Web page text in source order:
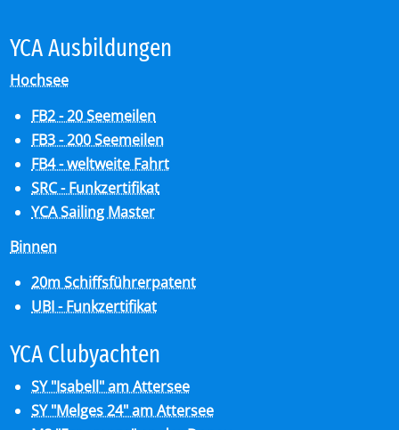
YCA Aus­bil­dun­gen
Hochsee
FB2 - 20 Seemeilen
FB3 - 200 Seemeilen
FB4 - weltweite Fahrt
SRC - Funkzertifikat
YCA Sailing Master
Binnen
20m Schiffsführerpatent
UBI - Funkzertifikat
YCA Club­y­ach­ten
SY "Isabell" am Attersee
SY "Melges 24" am Attersee